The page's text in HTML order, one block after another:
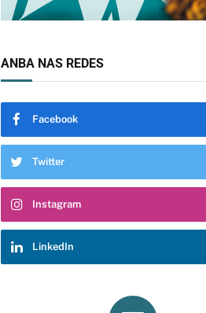
ANBA NAS REDES
Facebook
Twitter
Instagram
LinkedIn